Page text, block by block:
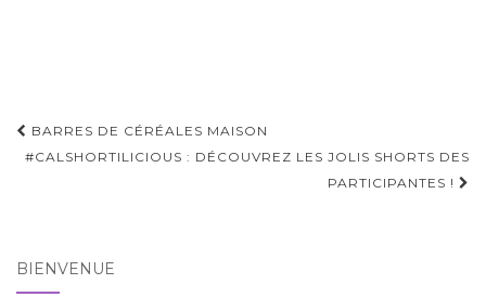
Pagination
d'article
BARRES DE CÉRÉALES MAISON
#CALSHORTILICIOUS : DÉCOUVREZ LES JOLIS SHORTS DES
PARTICIPANTES !
BIENVENUE